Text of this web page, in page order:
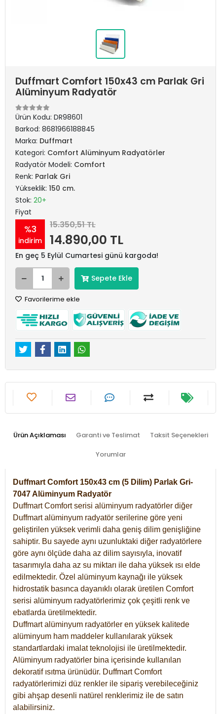
Duffmart Comfort 150x43 cm Parlak Gri
Alüminyum Radyatör
Ürün Kodu: DR98601
Barkod: 8681966188845
Marka: Duffmart
Kategori: Comfort Alüminyum Radyatörler
Radyatör Modeli: Comfort
Renk: Parlak Gri
Yükseklik: 150 cm.
Stok: 20+
Fiyat
%3
indirim
15.350,51 TL
14.890,00 TL
En geç 5 Eylül Cumartesi günü kargoda!
Sepete Ekle
Favorilerime ekle
Ürün Açıklaması Garanti ve Teslimat Taksit Seçenekleri
Yorumlar
Duffmart Comfort 150x43 cm (5 Dilim) Parlak Gri-
7047 Alüminyum Radyatör
Duffmart Comfort serisi alüminyum radyatörler diğer
Duffmart alüminyum radyatör serilerine göre yeni
geliştirilen yüksek verimli daha geniş dilim genişliğine
sahiptir. Bu sayede aynı uzunluktaki diğer radyatörlere
göre aynı ölçüde daha az dilim sayısıyla, inovatif
tasarımıyla daha az su miktarı ile daha yüksek ısı elde
edilmektedir. Özel alüminyum kaynağı ile yüksek
hidrostatik basınca dayanıklı olarak üretilen Comfort
serisi alüminyum radyatörlerimiz çok çeşitli renk ve
ebatlarda üretilmektedir.
Duffmart alüminyum radyatörler en yüksek kalitede
alüminyum ham maddeler kullanılarak yüksek
standartlardaki imalat teknolojisi ile üretilmektedir.
Alüminyum radyatörler bina içerisinde kullanılan
dekoratif ısıtma ürünüdür. Duffmart Comfort
radyatörlerimizi düz renkler ile sipariş verebileceğiniz
gibi ahşap desenli natürel renklerimiz ile de satın
alabilirsiniz.